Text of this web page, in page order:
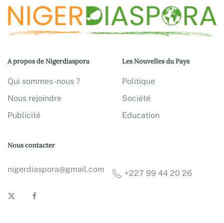
A propos de Nigerdiaspora
Qui sommes-nous ?
Nous rejoindre
Publicité
Les Nouvelles du Pays
Politique
Société
Education
Nous contacter
nigerdiaspora@gmail.com +227 99 44 20 26